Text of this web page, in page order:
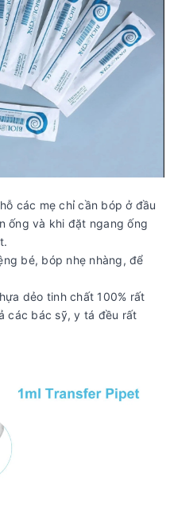
các mẹ chỉ cần bóp ở đầu
ống và khi đặt ngang ống
bé, bóp nhẹ nhàng, để
dẻo tinh chất 100% rất
các bác sỹ, y tá đều rất